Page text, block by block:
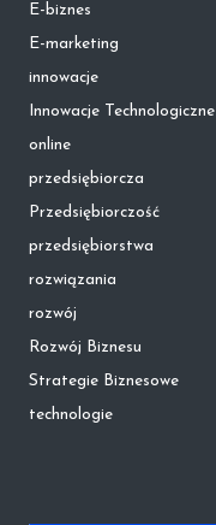
E-biznes
E-marketing
innowacje
Innowacje Technologiczne
online
przedsiębiorcza
Przedsiębiorczość
przedsiębiorstwa
rozwiązania
rozwój
Rozwój Biznesu
Strategie Biznesowe
technologie